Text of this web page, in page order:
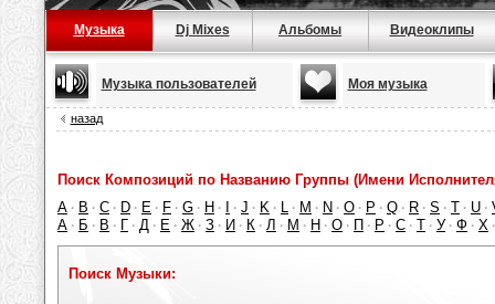
Музыка Dj Mixes Альбомы Видеоклипы
Музыка пользователей Моя музыка
назад
Поиск Композиций по Названию Группы (Имени
A · B · C · D · E · F · G · H · · J · K · L · M · N · O · P · Q · R · S · T · U ·
А · Б · В · Г · Д · Е · Ж · З · И · К · Л · М · Н · О · П · Р · С · Т · У · Ф · Х
Поиск Музыки: